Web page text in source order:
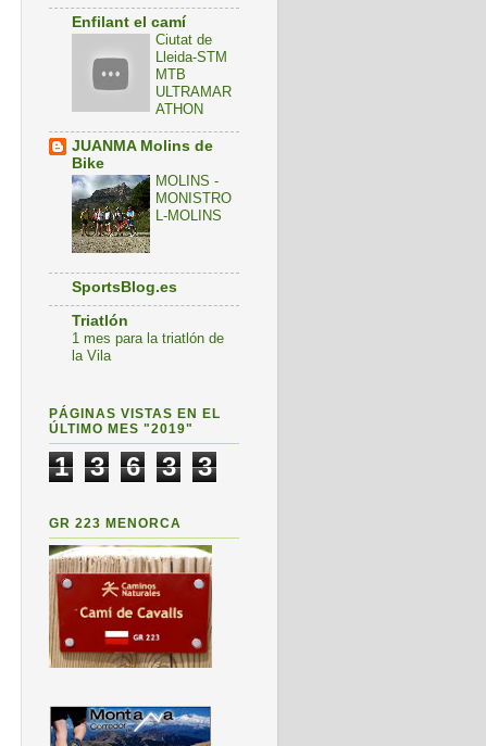
Enfilant el camí
Ciutat de
Lleida-STM
MTB
ULTRAMAR
ATHON
JUANMA Molins de
Bike
MOLINS -
MONISTRO
L-MOLINS
SportsBlog.es
Triatlón
1 mes para la triatlón de
la Vila
PÁGINAS VISTAS EN EL
ÚLTIMO MES "2019"
1 3 6 3 3
GR 223 MENORCA